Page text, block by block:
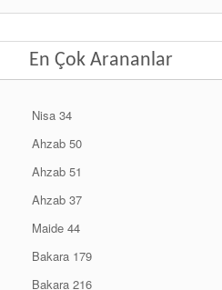
En Çok Arananlar
Nisa 34
Ahzab 50
Ahzab 51
Ahzab 37
Maide 44
Bakara 179
Bakara 216